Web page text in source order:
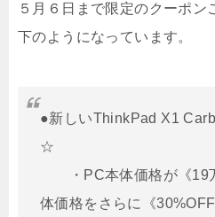
５月６日まで限定のクーポン
下のようになっています。
●新しいThinkPad X1
☆
・PC本体価格が《19
体価格をさらに《30%OFF